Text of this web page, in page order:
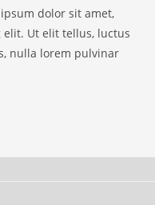
dolor sit amet,
Ut elit tellus, luctus
nulla lorem pulvinar